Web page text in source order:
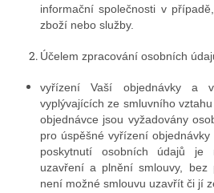
informační společnosti v
zboží nebo služby.
Účelem zpracování osobních
vyřízení Vaší objednávky a
vyplývajících ze smluvního
objednávce jsou vyžadovány
pro úspěšné vyřízení
poskytnutí osobních údajů je
uzavření a plnění smlouvy, bez
není možné smlouvu uzavřít či jí